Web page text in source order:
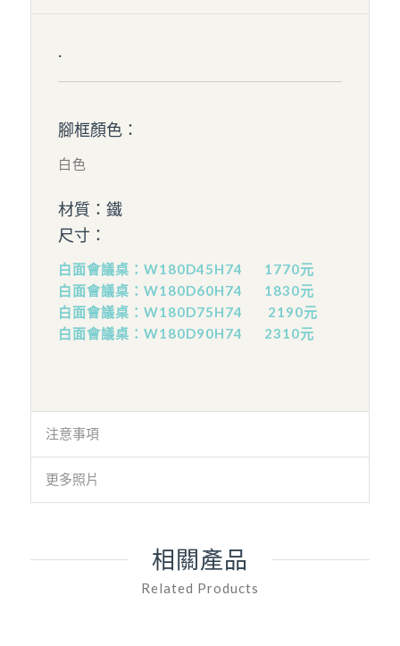
.
腳框顏色：
白色
材質：鐵
尺寸：
白面會議桌：W180D45H74 1770元
白面會議桌：W180D60H74 1830元
白面會議桌：W180D75H74 2190元
白面會議桌：W180D90H74 2310元
注意事項
更多照片
相關產品
Related Products